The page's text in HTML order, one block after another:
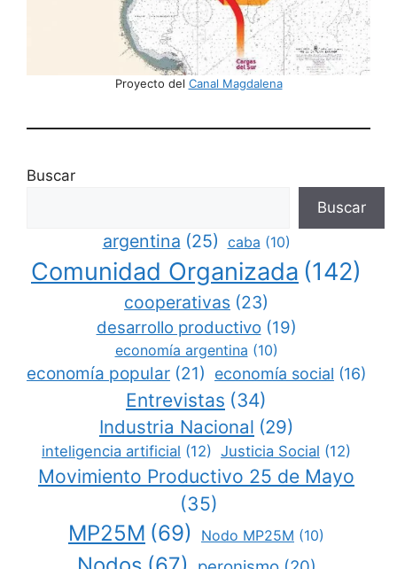
Proyecto del Canal Magdalena
Buscar
Buscar
argentina (25) caba (10)
Comunidad Organizada (142)
cooperativas (23)
desarrollo productivo (19)
economía argentina (10)
economía popular (21) economía social (16)
Entrevistas (34)
Industria Nacional (29)
inteligencia artificial (12) Justicia Social (12)
Movimiento Productivo 25 de Mayo
(35)
MP25M (69) Nodo MP25M (10)